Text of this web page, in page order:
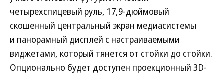
четырехспицевый руль, 17,9-дюймовый
скошенный центральный экран медиасистемы
и панорамный дисплей с настраиваемыми
виджетами, который тянется от стойки до стойки.
Опционально будет доступен проекционный 3D-